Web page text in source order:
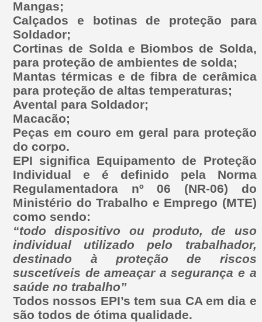
Mangas;
Calçados e botinas de proteção para
Soldador;
Cortinas de Solda e Biombos de Solda,
para proteção de ambientes de solda;
Mantas térmicas e de fibra de cerâmica
para proteção de altas temperaturas;
Avental para Soldador;
Macacão;
Peças em couro em geral para proteção
do corpo.
EPI significa Equipamento de Proteção
Individual e é definido pela Norma
Regulamentadora nº 06 (NR-06) do
Ministério do Trabalho e Emprego (MTE)
como sendo:
“todo dispositivo ou produto, de uso
individual utilizado pelo trabalhador,
destinado à proteção de riscos
suscetíveis de ameaçar a segurança e a
saúde no trabalho”
Todos nossos EPI’s tem sua CA em dia e
são todos de ótima qualidade.